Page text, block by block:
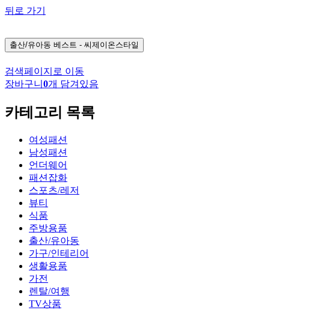
뒤로 가기
출산/유아동 베스트 - 씨제이온스타일
검색페이지로 이동
장바구니 0개 담겨있음
카테고리 목록
여성패션
남성패션
언더웨어
패션잡화
스포츠/레저
뷰티
식품
주방용품
출산/유아동
가구/인테리어
생활용품
가전
렌탈/여행
TV상품